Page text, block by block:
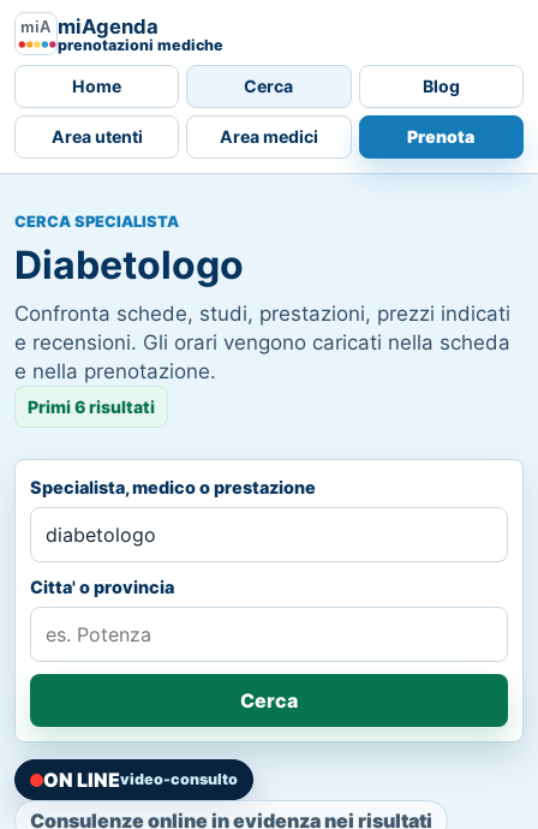
miAgenda
prenotazioni mediche
Home Cerca Blog
Area utenti Area medici Prenota
CERCA SPECIALISTA
Diabetologo
Confronta schede, studi, prestazioni, prezzi indicati
e recensioni. Gli orari vengono caricati nella scheda
e nella prenotazione.
Primi 6 risultati
Specialista, medico o prestazione
Citta' o provincia
Cerca
ON LINEvideo-consulto
Consulenze online in evidenza nei risultati